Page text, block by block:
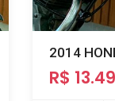
2014
R$